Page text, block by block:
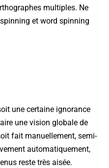
multiples. Ne
et word spinning
une certaine ignorance
une vision globale de
fait manuellement, semi-
automatiquement,
reste très aisée.